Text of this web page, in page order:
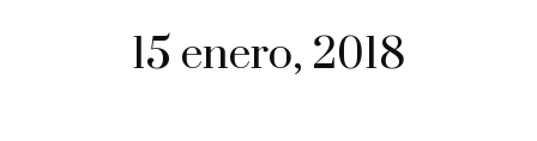
15 enero, 2018